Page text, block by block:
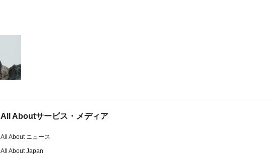
All Aboutサービス・メディア
All About ニュース
All About Japan